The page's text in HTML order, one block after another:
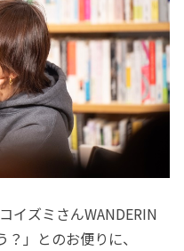
イズミさんWANDERIN
」とのお便りに、